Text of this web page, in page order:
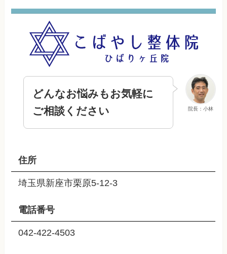
院長：小林
どんなお悩みもお気軽に
ご相談ください
住所
埼玉県新座市栗原5-12-3
電話番号
042-422-4503